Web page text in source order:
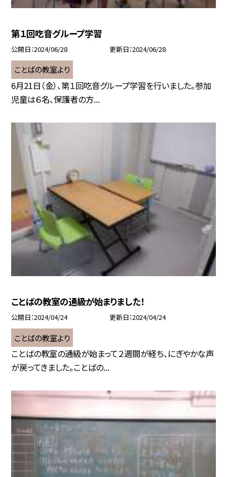
第１回吃音グループ学習
公開日 2024/06/28 更新日 2024/06/28
ことばの教室より
6月21日（金）、第１回吃音グループ学習を行いました。参加
児童は６名、保護者の方...
ことばの教室の通級が始まりました！
公開日 2024/04/24 更新日 2024/04/24
ことばの教室より
ことばの教室の通級が始まって２週間が経ち、にぎやかな声
が戻ってきました。ことばの...